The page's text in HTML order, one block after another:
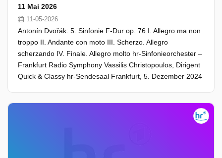
11 Mai 2026
11-05-2026
Antonín Dvořák: 5. Sinfonie F-Dur op. 76 I. Allegro ma non
troppo II. Andante con moto III. Scherzo. Allegro
scherzando IV. Finale. Allegro molto hr-Sinfonieorchester –
Frankfurt Radio Symphony Vassilis Christopoulos, Dirigent
Quick & Classy hr-Sendesaal Frankfurt, 5. Dezember 2024